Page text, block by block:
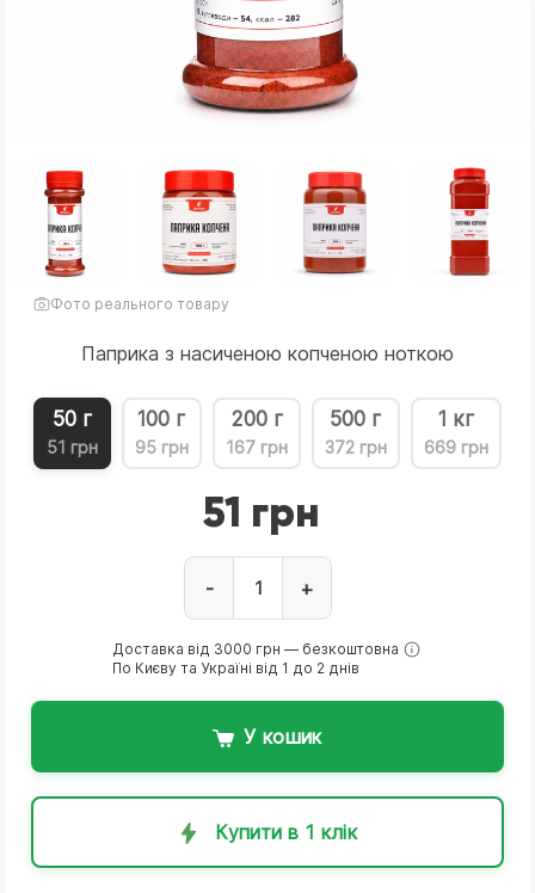
Фото реального товару
Паприка з насиченою копченою ноткою
50 г
51 грн
100 г
95 грн
200 г
167 грн
500 г
372 грн
1 кг
669 грн
51 грн
- +
Доставка від 3000 грн — безкоштовна
По Києву та Україні від 1 до 2 днів
У кошик
Купити в 1 клік